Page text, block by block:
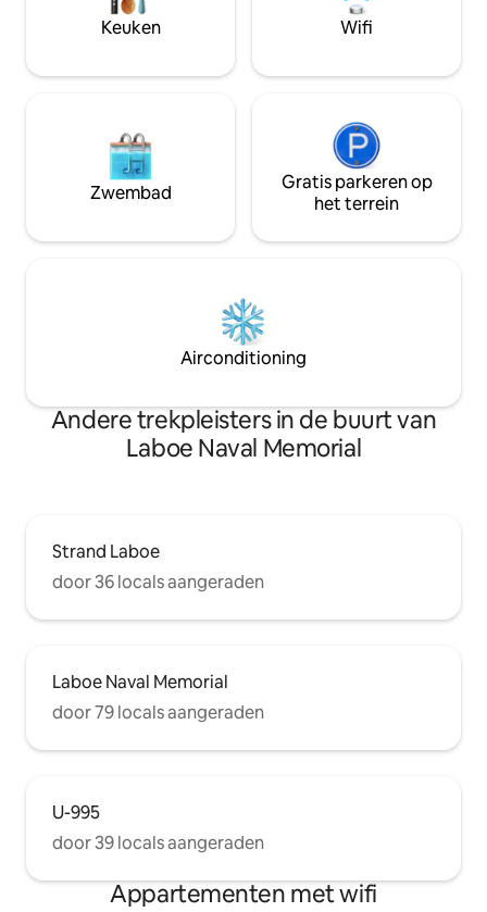
Keuken Wifi
Zwembad
Gratis parkeren op
het terrein
Airconditioning
Andere trekpleisters in de buurt van
Laboe Naval Memorial
Strand Laboe
door 36 locals aangeraden
Laboe Naval Memorial
door 79 locals aangeraden
U-995
door 39 locals aangeraden
Appartementen met wifi